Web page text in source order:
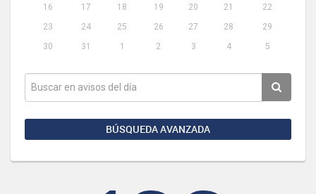
16
17 18 19 20 21
22
23
24 25 26 27 28
29
30
31 1 2 3 4 5
BÚSQUEDA AVANZADA